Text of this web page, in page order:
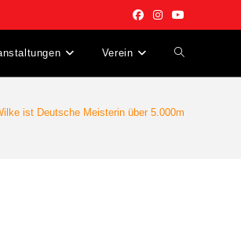
Verein Website-
ist Deutsche Meisterin über 5.000m